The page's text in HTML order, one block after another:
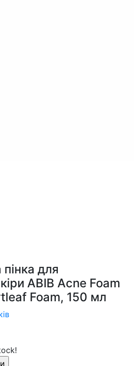
для
ABIB Acne Foam
Foam, 150 мл